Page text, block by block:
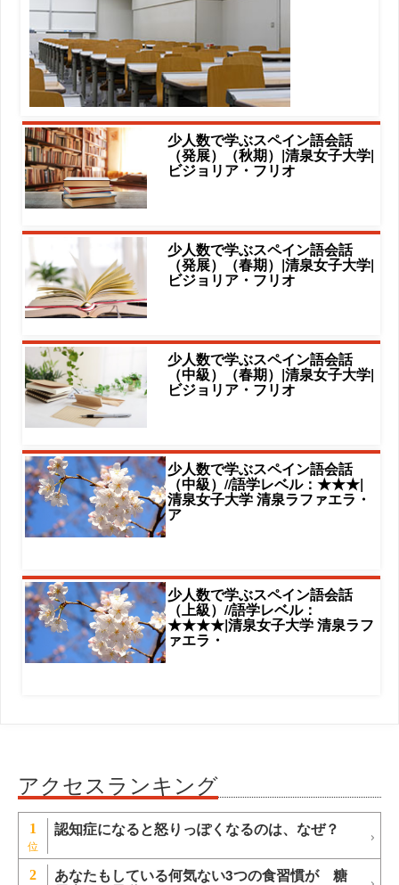
少人数で学ぶスペイン語会話
（発展）（秋期）|清泉女子大学|
ビジョリア・フリオ
少人数で学ぶスペイン語会話
（発展）（春期）|清泉女子大学|
ビジョリア・フリオ
少人数で学ぶスペイン語会話
（中級）（春期）|清泉女子大学|
ビジョリア・フリオ
少人数で学ぶスペイン語会話
（中級）//語学レベル：★★★|
清泉女子大学 清泉ラファエラ・
ア
少人数で学ぶスペイン語会話
（上級）//語学レベル：
★★★★|清泉女子大学 清泉ラフ
ァエラ・
アクセスランキング
1 認知症になると怒りっぽくなるのは、なぜ？
2 あなたもしている何気ない3つの食習慣が 糖